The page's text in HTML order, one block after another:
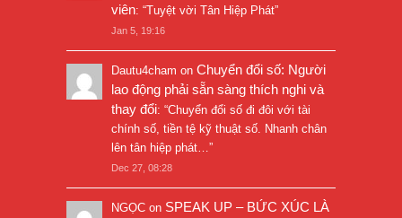
viên: “Tuyệt vời Tân Hiệp Phát”
Jan 5, 19:16
Dautu4cham on Chuyển đổi số: Người
lao động phải sẵn sàng thích nghi và
thay đổi: “Chuyển đổi số đi đôi với tài
chính số, tiền tệ kỹ thuật số. Nhanh chân
lên tân hiệp phát…”
Dec 27, 08:28
NGỌC on SPEAK UP – BỨC XÚC LÀ